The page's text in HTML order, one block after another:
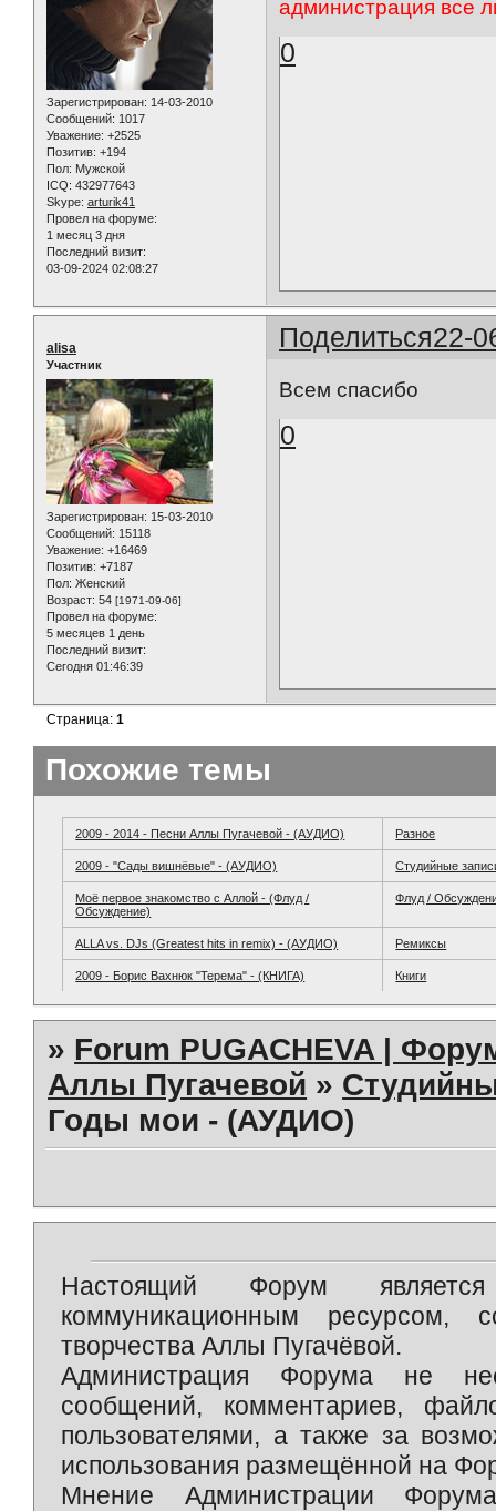
Зарегистрирован: 14-03-2010
Сообщений: 1017
Уважение: +2525
Позитив: +194
Пол: Мужской
ICQ: 432977643
Skype: arturik41
Провел на форуме:
1 месяц 3 дня
Последний визит:
03-09-2024 02:08:27
администрация все
0
Поделиться22-
alisa
Участник
Зарегистрирован: 15-03-2010
Сообщений: 15118
Уважение: +16469
Позитив: +7187
Пол: Женский
Возраст: 54 [1971-09-06]
Провел на форуме:
5 месяцев 1 день
Последний визит:
Сегодня 01:46:39
Всем спасибо
0
Страница:1
Похожие темы
2009 - 2014 - Песни Аллы Пугачевой - (АУДИО) Разное
2009 - "Сады вишнёвые" - (АУДИО) Студийные
Моё первое знакомство с Аллой - (Флуд /
Обсуждение)
Флуд /
ALLA vs. DJs (Greatest hits in remix) - (АУДИО) Ремиксы
2009 - Борис Вахнюк "Терема" - (КНИГА) Книги
» Forum PUGACHEVA |
Аллы Пугачевой »
Годы мои - (АУДИО)
Настоящий Форум является
коммуникационным ресурсом,
творчества Аллы Пугачёвой.
Администрация Форума не
сообщений, комментариев,
пользователями, а также за
использования размещённой на
Мнение Администрации